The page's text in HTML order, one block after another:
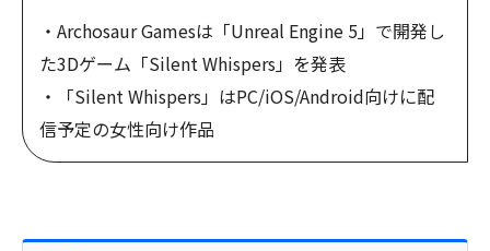
・Archosaur Gamesは「Unreal Engine 5」で開発し
た3Dゲーム「Silent Whispers」を発表
・「Silent Whispers」はPC/iOS/Android向けに配
信予定の女性向け作品